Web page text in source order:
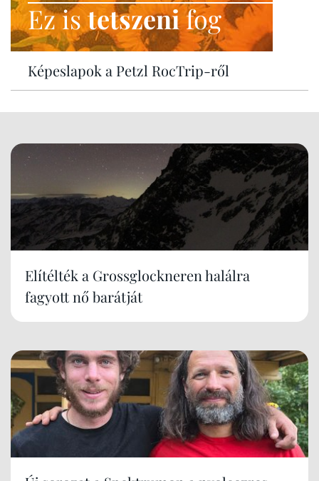
Ez istetszenifog
Képeslapok a Petzl RocTrip-ről
Elítélték a Grossglockneren halálra
fagyott nő barátját